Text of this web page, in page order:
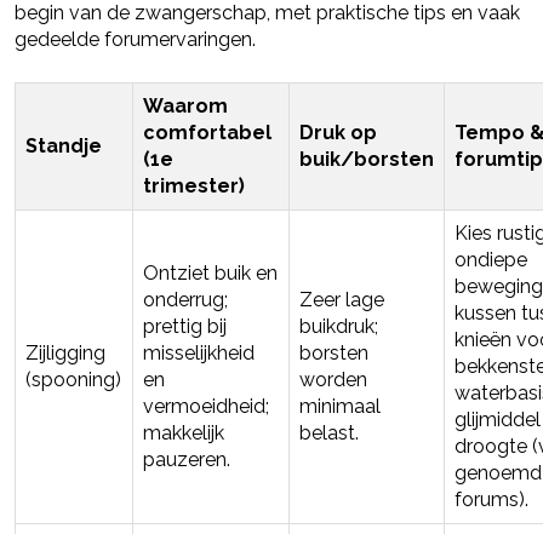
begin van de zwangerschap, met praktische tips en vaak
gedeelde forumervaringen.
Standje
Waarom
comfortabel
(1e
trimester)
Druk op
buik/borsten
Tempo
Zijligging
(spooning)
Ontziet buik en
onderrug;
prettig bij
misselijkheid
en
vermoeidheid;
makkelijk
pauzeren.
Zeer lage
buikdruk;
borsten
worden
minimaal
belast.
Kies
ondiepe
kussen
knieën
glijmiddel
droogte
forums).